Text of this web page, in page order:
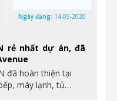
rẻ nhất dự án, đã
đã hoàn thiện tại
máy lạnh, tủ…
Ngày đăng: 14-05-2020